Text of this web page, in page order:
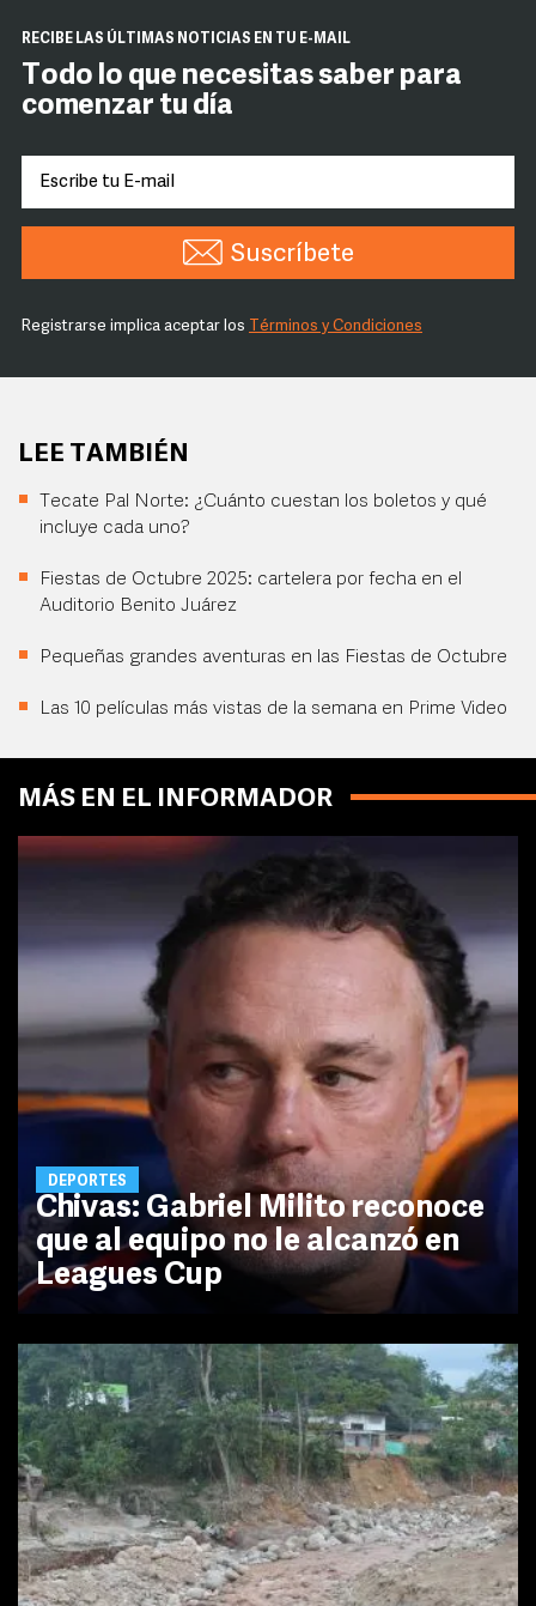
RECIBE LAS ÚLTIMAS NOTICIAS EN TU E-MAIL
Todo lo que necesitas saber para
comenzar tu día
Suscríbete
Registrarse implica aceptar los Términos y Condiciones
LEE TAMBIÉN
Tecate Pal Norte: ¿Cuánto cuestan los boletos y qué
incluye cada uno?
Fiestas de Octubre 2025: cartelera por fecha en el
Auditorio Benito Juárez
Pequeñas grandes aventuras en las Fiestas de Octubre
Las 10 películas más vistas de la semana en Prime Video
MÁS EN EL INFORMADOR
DEPORTES
Chivas: Gabriel Milito reconoce
que al equipo no le alcanzó en
Leagues Cup